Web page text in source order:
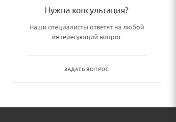
Нужна консультация?
Наши специалисты ответят на любой
интересующий вопрос
ЗАДАТЬ ВОПРОС